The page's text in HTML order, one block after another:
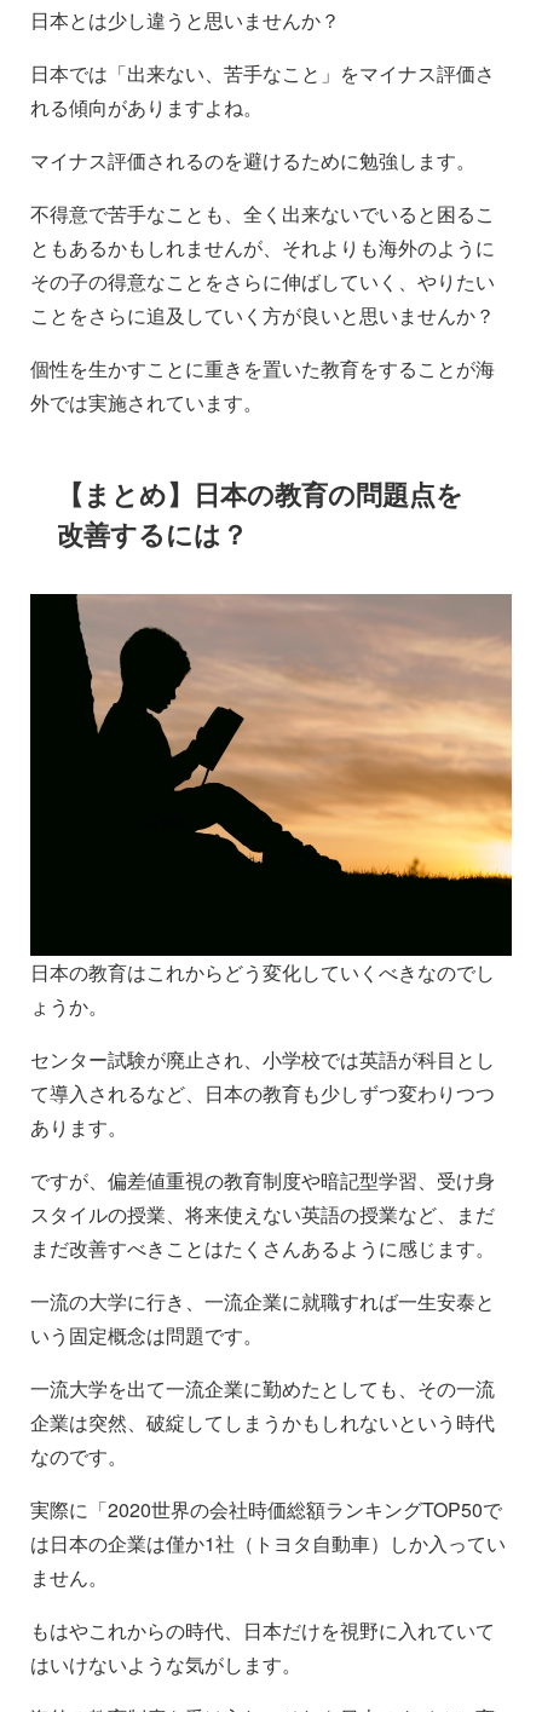
日本とは少し違うと思いませんか？
日本では「出来ない、苦手なこと」をマイナス評価さ
れる傾向がありますよね。
マイナス評価されるのを避けるために勉強します。
不得意で苦手なことも、全く出来ないでいると困るこ
ともあるかもしれませんが、それよりも海外のように
その子の得意なことをさらに伸ばしていく、やりたい
ことをさらに追及していく方が良いと思いませんか？
個性を生かすことに重きを置いた教育をすることが海
外では実施されています。
【まとめ】日本の教育の問題点を
改善するには？
日本の教育はこれからどう変化していくべきなのでし
ょうか。
センター試験が廃止され、小学校では英語が科目とし
て導入されるなど、日本の教育も少しずつ変わりつつ
あります。
ですが、偏差値重視の教育制度や暗記型学習、受け身
スタイルの授業、将来使えない英語の授業など、まだ
まだ改善すべきことはたくさんあるように感じます。
一流の大学に行き、一流企業に就職すれば一生安泰と
いう固定概念は問題です。
一流大学を出て一流企業に勤めたとしても、その一流
企業は突然、破綻してしまうかもしれないという時代
なのです。
実際に「2020世界の会社時価総額ランキングTOP50で
は日本の企業は僅か1社（トヨタ自動車）しか入ってい
ません。
もはやこれからの時代、日本だけを視野に入れていて
はいけないような気がします。